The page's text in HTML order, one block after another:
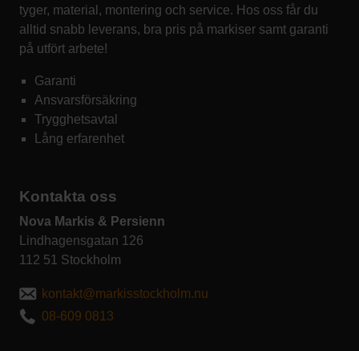
tyger, material, montering och service. Hos oss får du
alltid snabb leverans, bra pris på markiser samt garanti
på utfört arbete!
Garanti
Ansvarsförsäkring
Trygghetsavtal
Lång erfarenhet
Kontakta oss
Nova Markis & Persienn
Lindhagensgatan 126
112 51 Stockholm
kontakt@markisstockholm.nu
08-609 0813